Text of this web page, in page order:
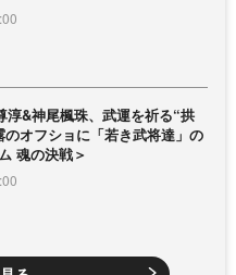
淳&神尾楓珠、武運を祈る“拱
のオフショに「若き武将達」の
魂の決戦＞